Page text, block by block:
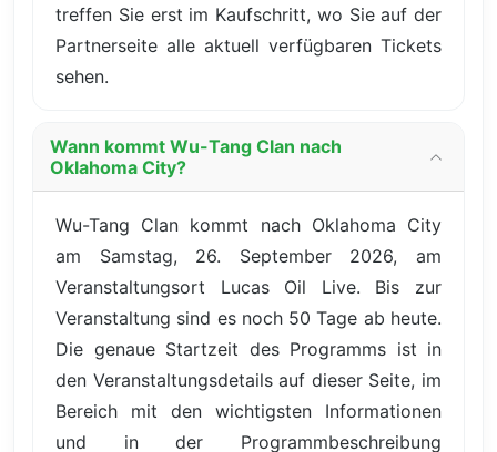
treffen Sie erst im Kaufschritt, wo Sie auf der
Partnerseite alle aktuell verfügbaren Tickets
sehen.
Wann kommt Wu-Tang Clan nach
Oklahoma City?
Wu-Tang Clan kommt nach Oklahoma City
am Samstag, 26. September 2026, am
Veranstaltungsort Lucas Oil Live. Bis zur
Veranstaltung sind es noch 50 Tage ab heute.
Die genaue Startzeit des Programms ist in
den Veranstaltungsdetails auf dieser Seite, im
Bereich mit den wichtigsten Informationen
und in der Programmbeschreibung